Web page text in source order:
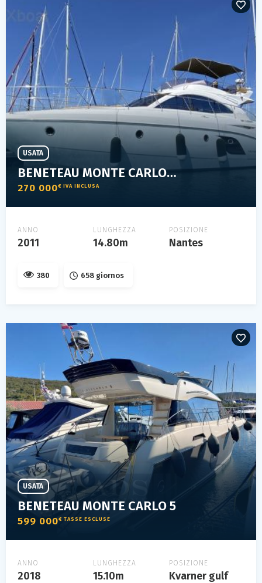
BENETEAU MONTE CARLO 47 FLY
270 000€ IVA INCLUSA
USATA
ANNO
2011
LUNGHEZZA
14.80m
POSIZIONE
Nantes
380 658 giornos
BENETEAU MONTE CARLO 5
599 000€ TASSE ESCLUSE
USATA
ANNO
2018
LUNGHEZZA
15.10m
POSIZIONE
Kvarner gulf